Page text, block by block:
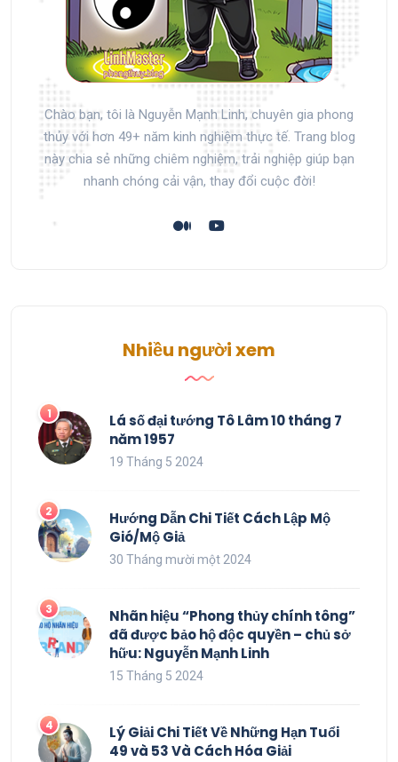
Chào bạn, tôi là Nguyễn Mạnh Linh, chuyên gia phong
thủy với hơn 49+ năm kinh nghiệm thực tế. Trang blog
này chia sẻ những chiêm nghiệm, trải nghiệp giúp bạn
nhanh chóng cải vận, thay đổi cuộc đời!
Nhiều người xem
Lá số đại tướng Tô Lâm 10 tháng 7
năm 1957
19 Tháng 5 2024
Hướng Dẫn Chi Tiết Cách Lập Mộ
Gió/Mộ Giả
30 Tháng mười một 2024
Nhãn hiệu “Phong thủy chính tông”
đã được bảo hộ độc quyền – chủ sở
hữu: Nguyễn Mạnh Linh
15 Tháng 5 2024
Lý Giải Chi Tiết Về Những Hạn Tuổi
49 và 53 Và Cách Hóa Giải